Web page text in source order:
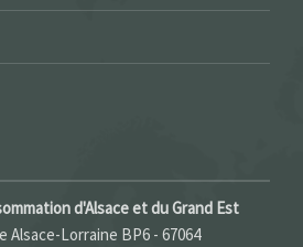
d'Alsace et du Grand Est
Alsace-Lorraine BP6 - 67064